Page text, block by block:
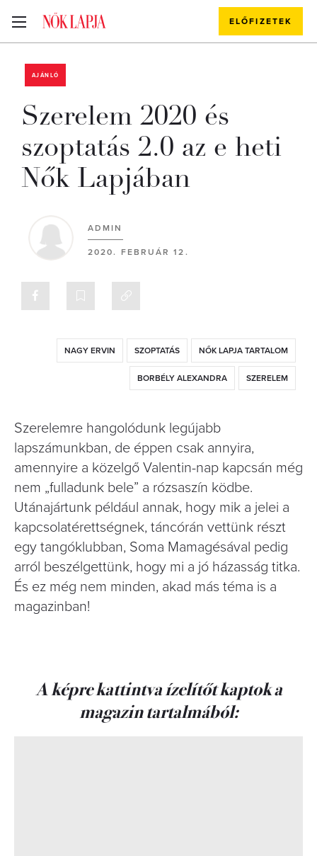
ELŐFIZETEK
AJÁNLÓ
Szerelem 2020 és
szoptatás 2.0 az e heti
Nők Lapjában
ADMIN
2020. FEBRUÁR 12.
NAGY ERVIN SZOPTATÁS NŐK LAPJA TARTALOM
BORBÉLY ALEXANDRA SZERELEM
Szerelemre hangolódunk legújabb
lapszámunkban, de éppen csak annyira,
amennyire a közelgő Valentin-nap kapcsán még
nem „fulladunk bele” a rózsaszín ködbe.
Utánajártunk például annak, hogy mik a jelei a
kapcsolatérettségnek, táncórán vettünk részt
egy tangóklubban, Soma Mamagésával pedig
arról beszélgettünk, hogy mi a jó házasság titka.
És ez még nem minden, akad más téma is a
magazinban!
A képre kattintva ízelítőt kaptok a
magazin tartalmából: